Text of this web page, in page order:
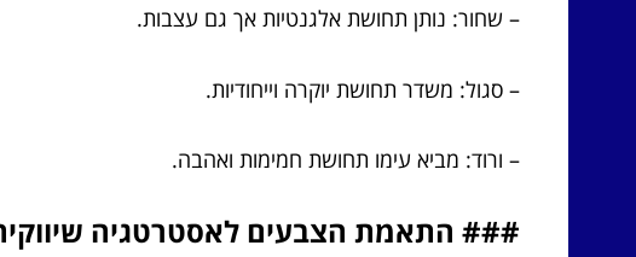
– שחור: נותן תחושת אלגנטיות אך גם עצבות.
– סגול: משדר תחושת יוקרה וייחודיות.
– ורוד: מביא עימו תחושת חמימות ואהבה.
### התאמת הצבעים לאסטרטגיה